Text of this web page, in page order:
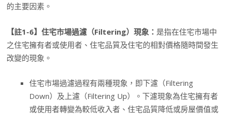
的主要因素。
【註1-6】住宅市場過濾（Filtering）現象： 是指在住宅市場中
之住宅擁有者或使用者、住宅品質及住宅的相對價格隨時間發生
改變的現象。
住宅市場過濾過程有兩種現象，即下濾（Filtering
Down）及上濾（Filtering Up）。下濾現象為住宅擁有者
或使用者轉變為較低收入者、住宅品質降低或房屋價值或